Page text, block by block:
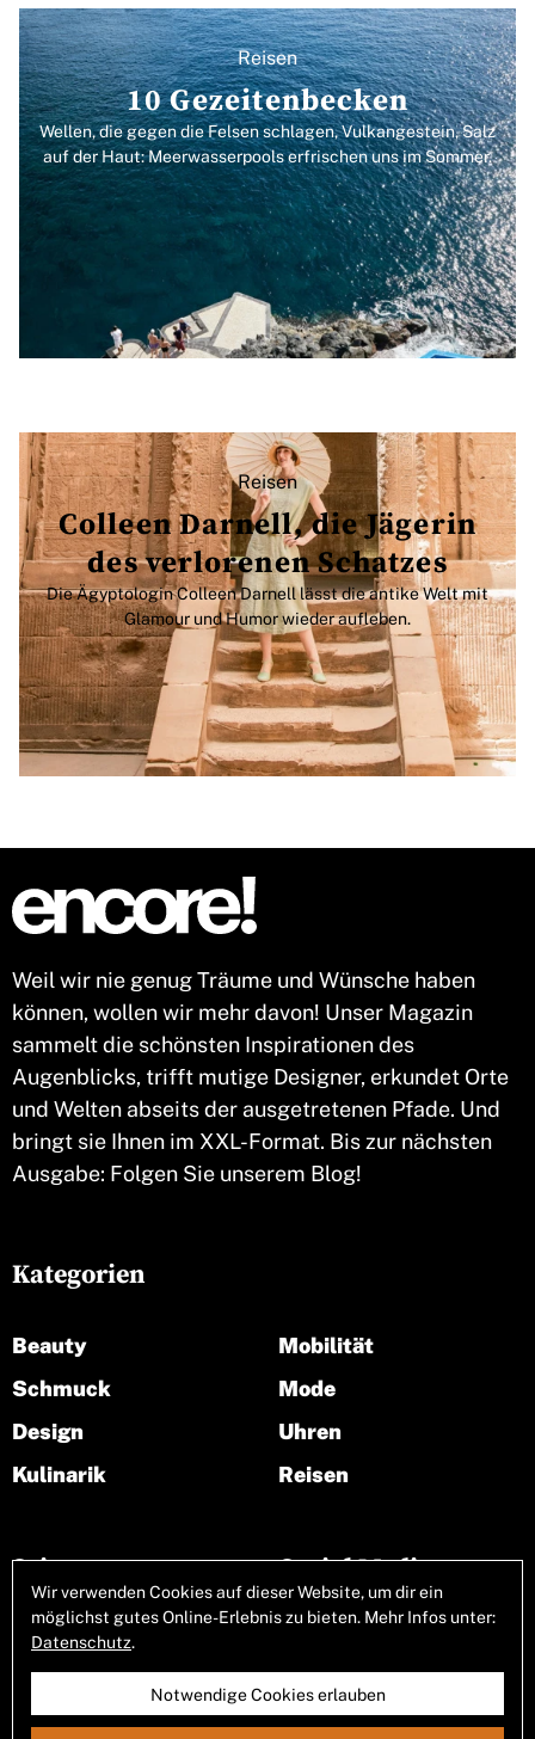
Reisen
10 Gezeitenbecken
Wellen, die gegen die Felsen schlagen, Vulkangestein, Salz
auf der Haut: Meerwasserpools erfrischen uns im Sommer.
Reisen
Colleen Darnell, die Jägerin
des verlorenen Schatzes
Die Ägyptologin Colleen Darnell lässt die antike Welt mit
Glamour und Humor wieder aufleben.
Weil wir nie genug Träume und Wünsche haben
können, wollen wir mehr davon! Unser Magazin
sammelt die schönsten Inspirationen des
Augenblicks, trifft mutige Designer, erkundet Orte
und Welten abseits der ausgetretenen Pfade. Und
bringt sie Ihnen im XXL-Format. Bis zur nächsten
Ausgabe: Folgen Sie unserem Blog!
Seiten
Über uns
Kategorien
Beauty
Schmuck
Design
Kulinarik
Mobilität
Mode
Uhren
Reisen
Social Media
Wir verwenden Cookies auf dieser Website, um dir ein
möglichst gutes Online-Erlebnis zu bieten. Mehr Infos unter:
Datenschutz.
Notwendige Cookies erlauben